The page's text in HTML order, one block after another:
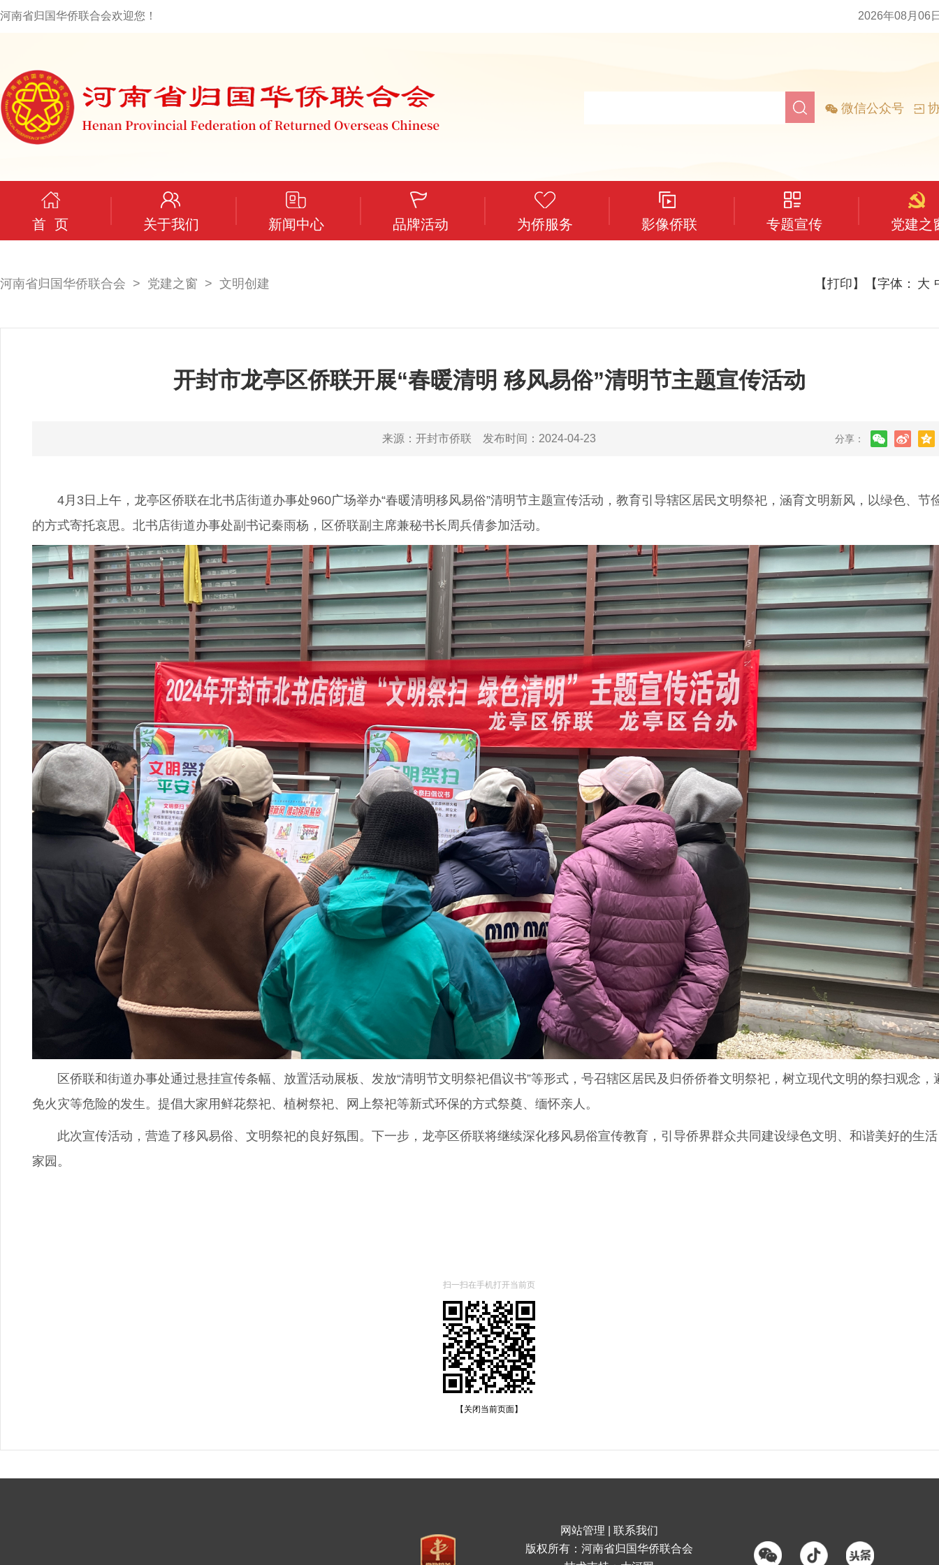
河南省归国华侨联合会欢迎您！ 2026年08月06
微信公众号
首 页 关于我们 新闻中心 品牌活动 为侨服务 影像侨联 专题宣传 党建之
河南省归国华侨联合会 党建之窗 文明创建 【打印】 【字体： 大
开封市龙亭区侨联开展“春暖清明 移风易俗”清明节主题宣传活动
来源： 开封市侨联 发布时间： 2024-04-23 分享：
4月3日上午，龙亭区侨联在北书店街道办事处960广场举办“春暖清明移风易俗”清明节主题宣传活动，教育引导辖区居民文明祭祀，涵育文明新风，以绿色、节
的方式寄托哀思。北书店街道办事处副书记秦雨杨，区侨联副主席兼秘书长周兵倩参加活动。
区侨联和街道办事处通过悬挂宣传条幅、放置活动展板、发放“清明节文明祭祀倡议书”等形式，号召辖区居民及归侨侨眷文明祭祀，树立现代文明的祭扫观念，
免火灾等危险的发生。提倡大家用鲜花祭祀、植树祭祀、网上祭祀等新式环保的方式祭奠、缅怀亲人。
此次宣传活动，营造了移风易俗、文明祭祀的良好氛围。下一步，龙亭区侨联将继续深化移风易俗宣传教育，引导侨界群众共同建设绿色文明、和谐美好的生活
家园。
扫一扫在手机打开当前页
【关闭当前页面】
网站管理
联系我们
版权所有：河南省归国华侨联合会